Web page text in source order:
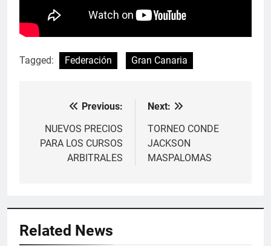
Tagged: Federación Gran Canaria
Navegación
de
entradas
Previous:
NUEVOS PRECIOS
PARA LOS CURSOS
ARBITRALES
Next:
TORNEO CONDE
JACKSON
MASPALOMAS
Related News